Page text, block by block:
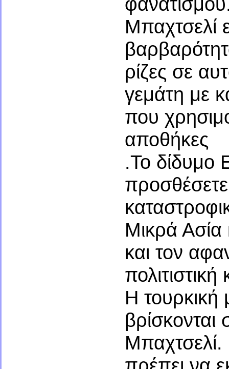
Μπαχτσελί
ρίζες σε
γεμάτη με
που
αποθήκες
.Το δίδυμο
προσθέσετε
Μικρά Ασία
και τον
Η τουρκική
Μπαχτσελί.